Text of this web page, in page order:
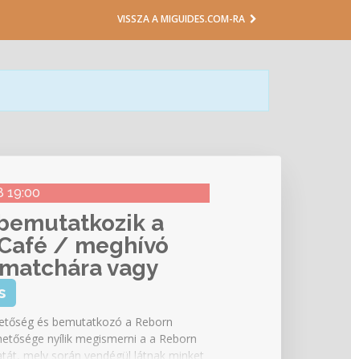
VISSZA A MIGUIDES.COM-RA
19:00
a
/ meghívó
vagy
és bemutatkozó a Reborn
nyílik megismerni a a Reborn
mely során vendégül látnak minket